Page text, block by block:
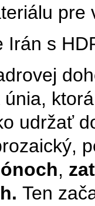
pre
Irán s
udržať
,
Ten